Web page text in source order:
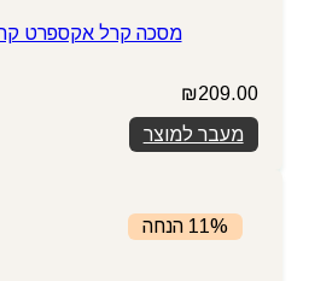
מסכה קרל אקספרט
₪209.00
מעבר למוצר
11% הנחה